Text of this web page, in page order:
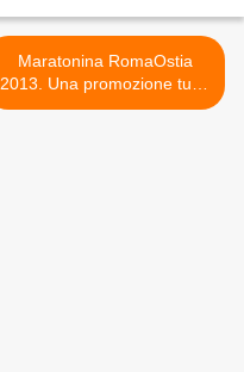
Maratonina RomaOstia
2013. Una promozione tutta
d'oro... La gara ideata da